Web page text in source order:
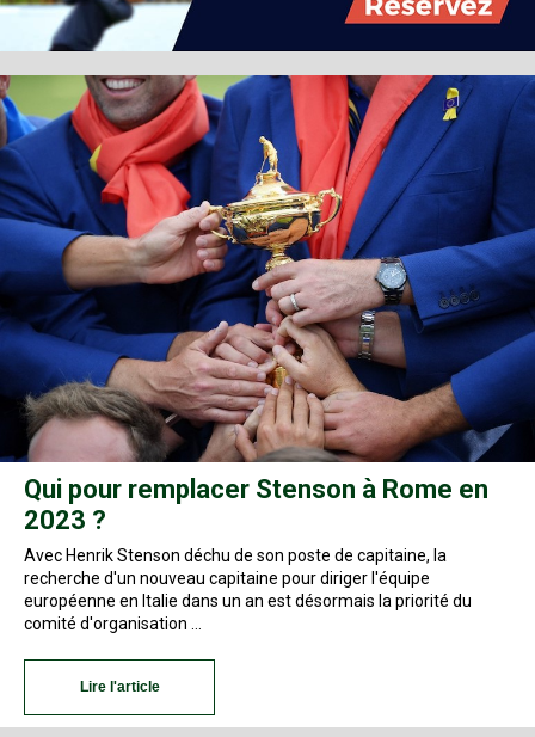
Qui pour remplacer Stenson à Rome en
2023 ?
Avec Henrik Stenson déchu de son poste de capitaine, la
recherche d'un nouveau capitaine pour diriger l'équipe
européenne en Italie dans un an est désormais la priorité du
comité d'organisation …
Lire l'article